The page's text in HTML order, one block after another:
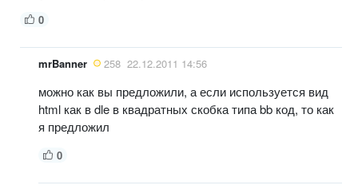
0
mrBanner 258 22.12.2011 14:56
можно как вы предложили, а если используется вид
html как в dle в квадратных скобка типа bb код, то как
я предложил
0